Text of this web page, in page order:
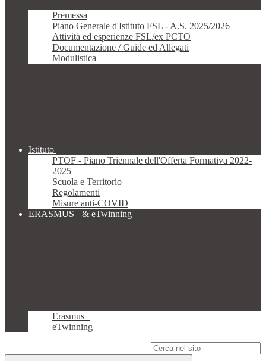
Premessa
Piano Generale d'Istituto FSL - A.S. 2025/2026
Attività ed esperienze FSL/ex PCTO
Documentazione / Guide ed Allegati
Modulistica
Istituto
PTOF - Piano Triennale dell'Offerta Formativa 2022-
2025
Scuola e Territorio
Regolamenti
Misure anti-COVID
ERASMUS+ & eTwinning
Erasmus+
eTwinning